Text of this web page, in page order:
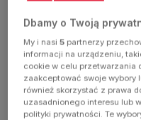
Dbamy o Twoją
My i nasi5 partnerzy
informacji na urządzeniu,
cookie w celu przetwarzania
zaakceptować swoje wybory
również skorzystać z prawa
uzasadnionego interesu lub
polityki prywatności. Te